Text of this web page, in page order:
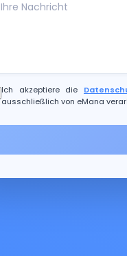
Ich akzeptiere die
ausschließlich von eMana